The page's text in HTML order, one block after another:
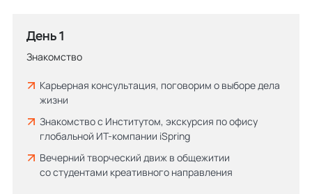
День 1
Знакомство
Карьерная консультация, поговорим о выборе дела
жизни
Знакомство с Институтом, экскурсия по офису
глобальной ИТ-компании iSpring
Вечерний творческий движ в общежитии
со студентами креативного направления